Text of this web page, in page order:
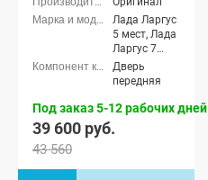
Лада Ларгус
5 мест, Лада
Ларгус 7
мест, Лада
Ларгус
мест, Лада
Кросс 7 мест
Дверь
передняя
Под заказ 5-12 рабочих дней
39 600 руб.
43 560